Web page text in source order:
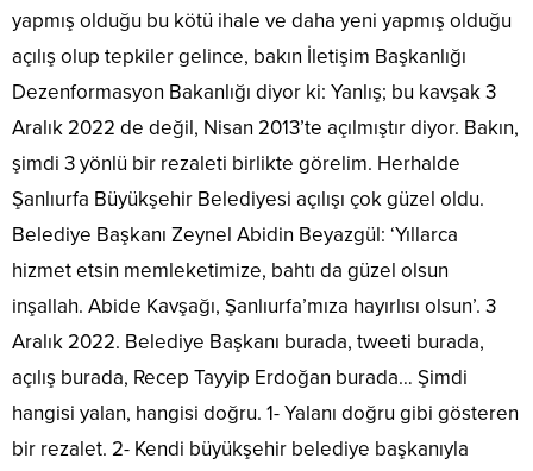
yapmış olduğu bu kötü ihale ve daha yeni yapmış olduğu
açılış olup tepkiler gelince, bakın İletişim Başkanlığı
Dezenformasyon Bakanlığı diyor ki: Yanlış; bu kavşak 3
Aralık 2022 de değil, Nisan 2013’te açılmıştır diyor. Bakın,
şimdi 3 yönlü bir rezaleti birlikte görelim. Herhalde
Şanlıurfa Büyükşehir Belediyesi açılışı çok güzel oldu.
Belediye Başkanı Zeynel Abidin Beyazgül: ‘Yıllarca
hizmet etsin memleketimize, bahtı da güzel olsun
inşallah. Abide Kavşağı, Şanlıurfa’mıza hayırlısı olsun’. 3
Aralık 2022. Belediye Başkanı burada, tweeti burada,
açılış burada, Recep Tayyip Erdoğan burada… Şimdi
hangisi yalan, hangisi doğru. 1- Yalanı doğru gibi gösteren
bir rezalet. 2- Kendi büyükşehir belediye başkanıyla